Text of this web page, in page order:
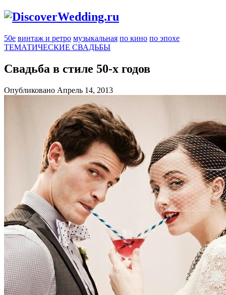
50е винтаж и ретро музыкальная по кино по эпохе
ТЕМАТИЧЕСКИЕ СВАДЬБЫ
Свадьба в стиле 50-х годов
Опубликовано Апрель 14, 2013